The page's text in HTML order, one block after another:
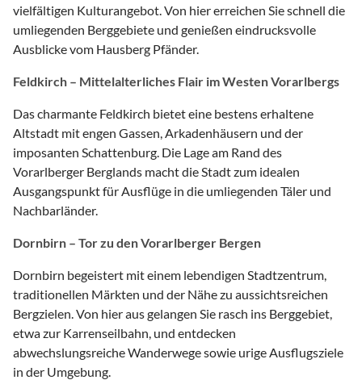
vielfältigen Kulturangebot. Von hier erreichen Sie schnell die
umliegenden Berggebiete und genießen eindrucksvolle
Ausblicke vom Hausberg Pfänder.
Feldkirch – Mittelalterliches Flair im Westen Vorarlbergs
Das charmante Feldkirch bietet eine bestens erhaltene
Altstadt mit engen Gassen, Arkadenhäusern und der
imposanten Schattenburg. Die Lage am Rand des
Vorarlberger Berglands macht die Stadt zum idealen
Ausgangspunkt für Ausflüge in die umliegenden Täler und
Nachbarländer.
Dornbirn – Tor zu den Vorarlberger Bergen
Dornbirn begeistert mit einem lebendigen Stadtzentrum,
traditionellen Märkten und der Nähe zu aussichtsreichen
Bergzielen. Von hier aus gelangen Sie rasch ins Berggebiet,
etwa zur Karrenseilbahn, und entdecken
abwechslungsreiche Wanderwege sowie urige Ausflugsziele
in der Umgebung.